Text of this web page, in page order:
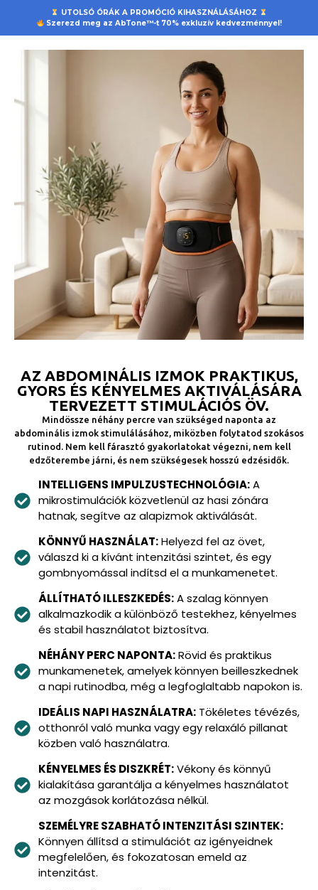
UTOLSÓ ÓRÁK A PROMÓCIÓ KIHASZNÁLÁSÁHOZ
Szerezd meg az AbTone™-t 70% exkluzív kedvezménnyel!
AZ ABDOMINÁLIS IZMOK PRAKTIKUS,
GYORS ÉS KÉNYELMES AKTIVÁLÁSÁRA
TERVEZETT STIMULÁCIÓS ÖV.
Mindössze néhány percre van szükséged naponta az
abdominális izmok stimulálásához, miközben folytatod szokásos
rutinod. Nem kell fárasztó gyakorlatokat végezni, nem kell
edzőterembe járni, és nem szükségesek hosszú edzésidők.
INTELLIGENS IMPULZUSTECHNOLÓGIA:A
mikrostimulációk közvetlenül az hasi zónára
hatnak, segítve az alapizmok aktiválását.
KÖNNYŰ HASZNÁLAT:Helyezd fel az övet,
válaszd ki a kívánt intenzitási szintet, és egy
gombnyomással indítsd el a munkamenetet.
ÁLLÍTHATÓ ILLESZKEDÉS:A szalag könnyen
alkalmazkodik a különböző testekhez, kényelmes
és stabil használatot biztosítva.
NÉHÁNY PERC NAPONTA:Rövid és praktikus
munkamenetek, amelyek könnyen beilleszkednek
a napi rutinodba, még a legfoglaltabb napokon is.
IDEÁLIS NAPI HASZNÁLATRA:Tökéletes tévézés,
otthonról való munka vagy egy relaxáló pillanat
közben való használatra.
KÉNYELMES ÉS DISZKRÉT:Vékony és könnyű
kialakítása garantálja a kényelmes használatot
az mozgások korlátozása nélkül.
SZEMÉLYRE SZABHATÓ INTENZITÁSI SZINTEK:
Könnyen állítsd a stimulációt az igényeidnek
megfelelően, és fokozatosan emeld az
intenzitást.